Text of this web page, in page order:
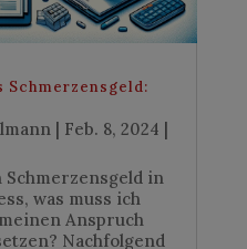
Schmerzensgeld:
| Feb. 8, 2024
in
was muss ich
Anspruch
Nachfolgend